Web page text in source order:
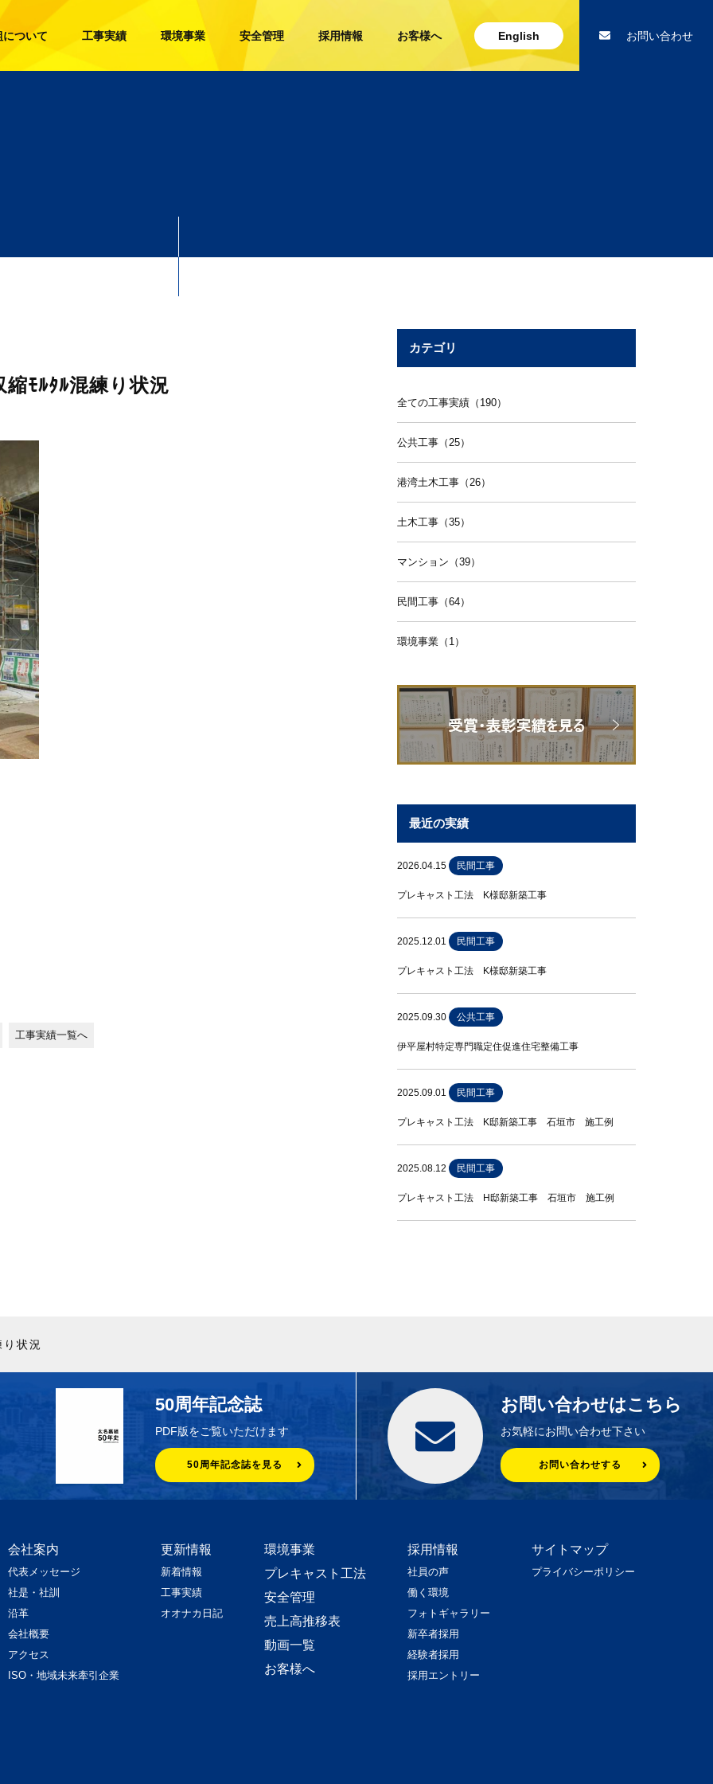
ついて 工事実績 環境事業 安全管理 採用情報 お客様へ English お問い合わせ
ﾓﾙﾀﾙ混練り状況
工事実績一覧へ
カテゴリ
全ての工事実績（190）
公共工事（25）
港湾土木工事（26）
土木工事（35）
マンション（39）
民間工事（64）
環境事業（1）
最近の実績
2026.04.15 民間工事
プレキャスト工法 K様邸新築工事
2025.12.01 民間工事
プレキャスト工法 K様邸新築工事
2025.09.30 公共工事
伊平屋村特定専門職定住促進住宅整備工事
2025.09.01 民間工事
プレキャスト工法 K邸新築工事 石垣市 施工例
2025.08.12 民間工事
プレキャスト工法 H邸新築工事 石垣市 施工例
状況
50周年記念誌
PDF版をご覧いただけます
50周年記念誌を見る
お問い合わせはこちら
お気軽にお問い合わせ下さい
お問い合わせする
会社案内
代表メッセージ
社是・社訓
沿革
会社概要
アクセス
ISO・地域未来牽引企業
更新情報
新着情報
工事実績
オオナカ日記
環境事業
プレキャスト工法
安全管理
売上高推移表
動画一覧
お客様へ
採用情報
社員の声
働く環境
フォトギャラリー
新卒者採用
経験者採用
採用エントリー
サイトマップ
プライバシーポリシー